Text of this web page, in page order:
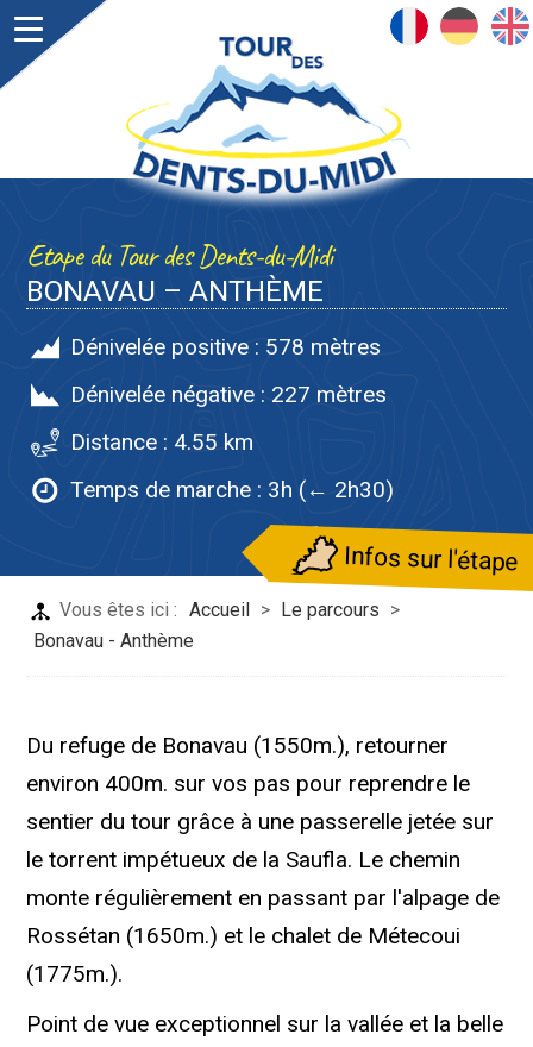
DEUTSCHENGLISH
Etape du Tour des Dents-du-Midi
BONAVAU – ANTHÈME
Dénivelée positive : 578 mètres
Dénivelée négative : 227 mètres
Distance : 4.55 km
Temps de marche : 3h (← 2h30)
Infos sur l'étape
Vous êtes ici : Accueil > Le parcours >
Bonavau - Anthème
Du refuge de Bonavau (1550m.), retourner
environ 400m. sur vos pas pour reprendre le
sentier du tour grâce à une passerelle jetée sur
le torrent impétueux de la Saufla. Le chemin
monte régulièrement en passant par l'alpage de
Rossétan (1650m.) et le chalet de Métecoui
(1775m.).
Point de vue exceptionnel sur la vallée et la belle